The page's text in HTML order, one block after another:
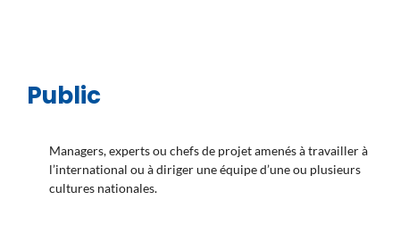
Public
Managers, experts ou chefs de projet amenés à travailler à
l’international ou à diriger une équipe d’une ou plusieurs
cultures nationales.